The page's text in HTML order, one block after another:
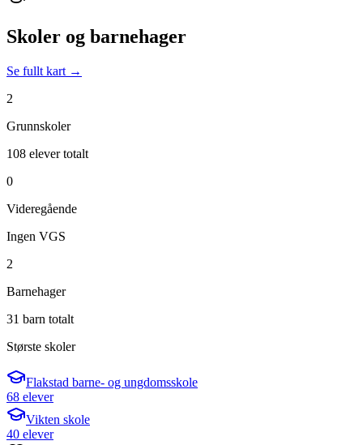
Skoler og barnehager
Se fullt kart →
2
Grunnskoler
108 elever totalt
0
Videregående
Ingen VGS
2
Barnehager
31 barn totalt
Største skoler
Flakstad barne- og ungdomsskole
68 elever
Vikten skole
40 elever